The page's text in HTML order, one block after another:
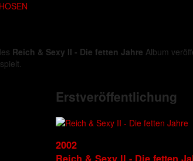
Reich & Sexy II - Die fetten Jahre Album
Erstveröffentlichung
2002